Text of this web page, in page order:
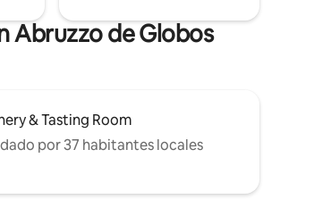
Abruzzo de Globos
& Tasting Room
por 37 habitantes locales